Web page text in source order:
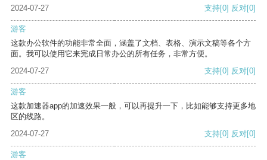
2024-07-27 支持[0] 反对[0]
游客
这款办公软件的功能非常全面，涵盖了文档、表格、演示文稿等各个方
面。我可以使用它来完成日常办公的所有任务，非常方便。
2024-07-27
支持[0] 反对[0]
游客
这款加速器app的加速效果一般，可以再提升一下，比如能够支持更多地
区的线路。
2024-07-27
支持[0] 反对[0]
游客